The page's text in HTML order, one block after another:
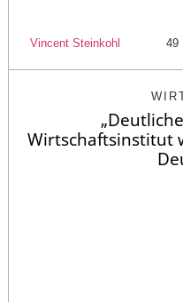
Vincent Steinkohl 49
Wirtschaftsinstitut